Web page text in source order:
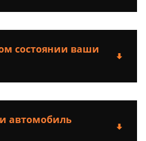
состоянии ваши
автомобиль